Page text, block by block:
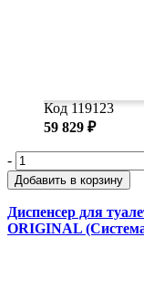
Код 119123
59 829 ₽
-
Добавить в корзину
Диспенсер для
ORIGINAL